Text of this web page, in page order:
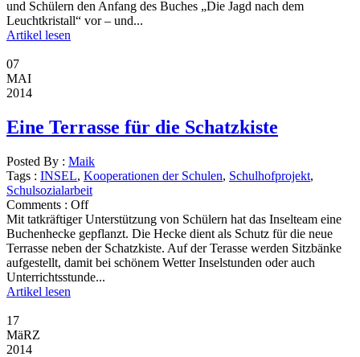
und Schülern den Anfang des Buches „Die Jagd nach dem
Leuchtkristall“ vor – und...
Artikel lesen
07
MAI
2014
Eine Terrasse für die Schatzkiste
Posted By : Maik
Tags : INSEL, Kooperationen der Schulen, Schulhofprojekt,
Schulsozialarbeit
Comments : Off
Mit tatkräftiger Unterstützung von Schülern hat das Inselteam eine
Buchenhecke gepflanzt. Die Hecke dient als Schutz für die neue
Terrasse neben der Schatzkiste. Auf der Terasse werden Sitzbänke
aufgestellt, damit bei schönem Wetter Inselstunden oder auch
Unterrichtsstunde...
Artikel lesen
17
MäRZ
2014